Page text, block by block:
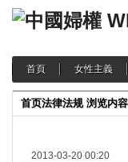
首頁 女性主義
首页法律法规 浏览内容
2013-03-20 00:20